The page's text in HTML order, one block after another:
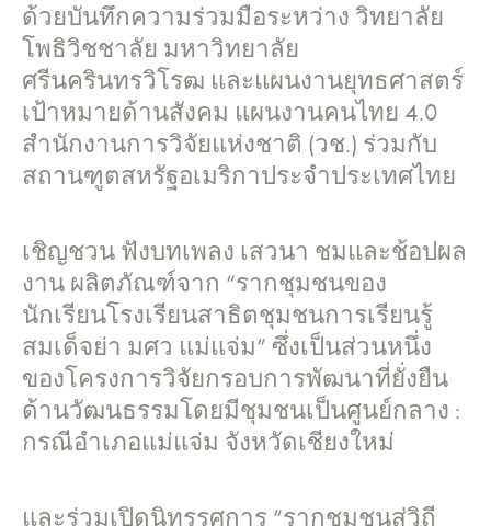
ด้วยบันทึกความร่วมมือระหว่าง วิทยาลัย
โพธิวิชชาลัย มหาวิทยาลัย
ศรีนครินทรวิโรฒ และแผนงานยุทธศาสตร์
เป้าหมายด้านสังคม แผนงานคนไทย 4.0
สำนักงานการวิจัยแห่งชาติ (วช.) ร่วมกับ
สถานฑูตสหรัฐอเมริกาประจำประเทศไทย
เชิญชวน ฟังบทเพลง เสวนา ชมและช้อปผล
งาน ผลิตภัณฑ์จาก “รากชุมชนของ
นักเรียนโรงเรียนสาธิตชุมชนการเรียนรู้
สมเด็จย่า มศว แม่แจ่ม” ซึ่งเป็นส่วนหนึ่ง
ของโครงการวิจัยกรอบการพัฒนาที่ยั่งยืน
ด้านวัฒนธรรมโดยมีชุมชนเป็นศูนย์กลาง :
กรณีอำเภอแม่แจ่ม จังหวัดเชียงใหม่
และร่วมเปิดนิทรรศการ “รากชุมชนสู่วิถี